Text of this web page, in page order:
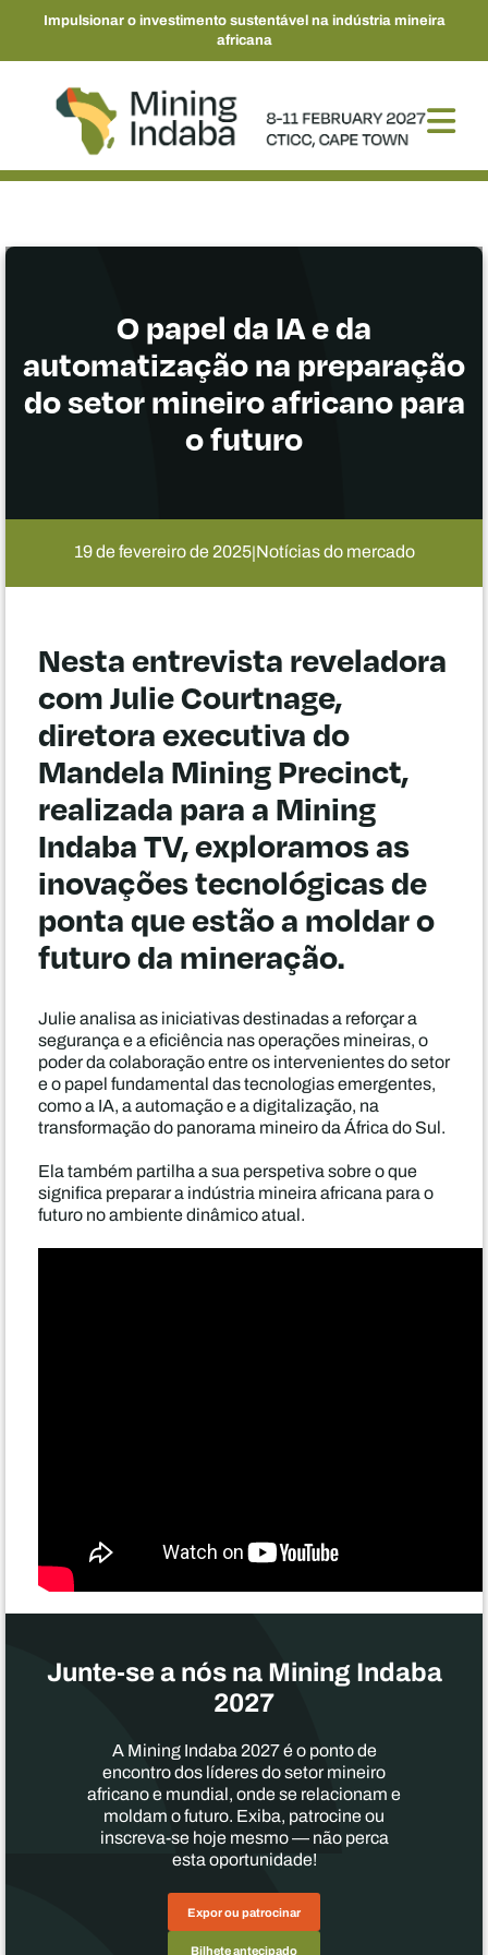
Impulsionar o investimento sustentável na indústria mineira
africana
O papel da IA e da
automatização na preparação
do setor mineiro africano para
o futuro
19 de fevereiro de 2025|Notícias do mercado
Nesta entrevista reveladora
com Julie Courtnage,
diretora executiva do
Mandela Mining Precinct,
realizada para a Mining
Indaba TV, exploramos as
inovações tecnológicas de
ponta que estão a moldar o
futuro da mineração.
Julie analisa as iniciativas destinadas a reforçar a
segurança e a eficiência nas operações mineiras, o
poder da colaboração entre os intervenientes do setor
e o papel fundamental das tecnologias emergentes,
como a IA, a automação e a digitalização, na
transformação do panorama mineiro da África do Sul.
Ela também partilha a sua perspetiva sobre o que
significa preparar a indústria mineira africana para o
futuro no ambiente dinâmico atual.
Junte-se a nós na Mining Indaba
2027
A Mining Indaba 2027 é o ponto de
encontro dos líderes do setor mineiro
africano e mundial, onde se relacionam e
moldam o futuro. Exiba, patrocine ou
inscreva-se hoje mesmo — não perca
esta oportunidade!
Expor ou patrocinar
Bilhete antecipado